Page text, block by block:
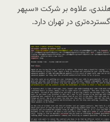
علاوه بر شرکت «سپهر
در تهران دارد.